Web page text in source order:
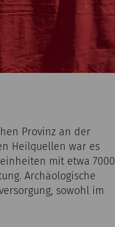
Provinz an der
Heilquellen war es
mit etwa 7000
Archäologische
sowohl im